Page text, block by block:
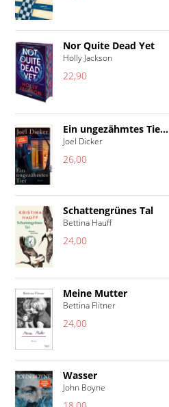
Nor Quite Dead Yet
Holly Jackson
22,90
Ein ungezähmtes Tie...
Joel Dicker
26,00
Schattengrünes Tal
Bettina Hauff
24,00
Meine Mutter
Bettina Flitner
24,00
Wasser
John Boyne